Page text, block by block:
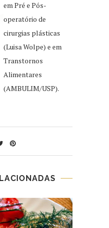
em Pré e Pós-
operatório de
cirurgias plásticas
(Luisa Wolpe) e em
Transtornos
Alimentares
(AMBULIM/USP).